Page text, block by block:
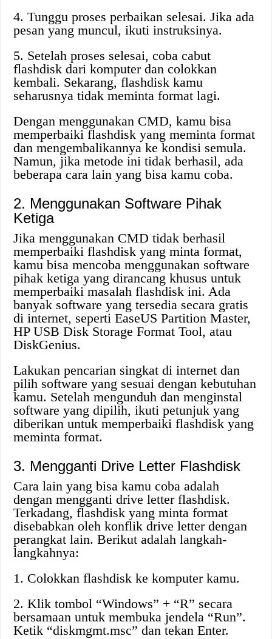
4. Tunggu proses perbaikan selesai. Jika ada
pesan yang muncul, ikuti instruksinya.
5. Setelah proses selesai, coba cabut
flashdisk dari komputer dan colokkan
kembali. Sekarang, flashdisk kamu
seharusnya tidak meminta format lagi.
Dengan menggunakan CMD, kamu bisa
memperbaiki flashdisk yang meminta format
dan mengembalikannya ke kondisi semula.
Namun, jika metode ini tidak berhasil, ada
beberapa cara lain yang bisa kamu coba.
2. Menggunakan Software Pihak
Ketiga
Jika menggunakan CMD tidak berhasil
memperbaiki flashdisk yang minta format,
kamu bisa mencoba menggunakan software
pihak ketiga yang dirancang khusus untuk
memperbaiki masalah flashdisk ini. Ada
banyak software yang tersedia secara gratis
di internet, seperti EaseUS Partition Master,
HP USB Disk Storage Format Tool, atau
DiskGenius.
Lakukan pencarian singkat di internet dan
pilih software yang sesuai dengan kebutuhan
kamu. Setelah mengunduh dan menginstal
software yang dipilih, ikuti petunjuk yang
diberikan untuk memperbaiki flashdisk yang
meminta format.
3. Mengganti Drive Letter Flashdisk
Cara lain yang bisa kamu coba adalah
dengan mengganti drive letter flashdisk.
Terkadang, flashdisk yang minta format
disebabkan oleh konflik drive letter dengan
perangkat lain. Berikut adalah langkah-
langkahnya:
1. Colokkan flashdisk ke komputer kamu.
2. Klik tombol “Windows” + “R” secara
bersamaan untuk membuka jendela “Run”.
Ketik “diskmgmt.msc” dan tekan Enter.